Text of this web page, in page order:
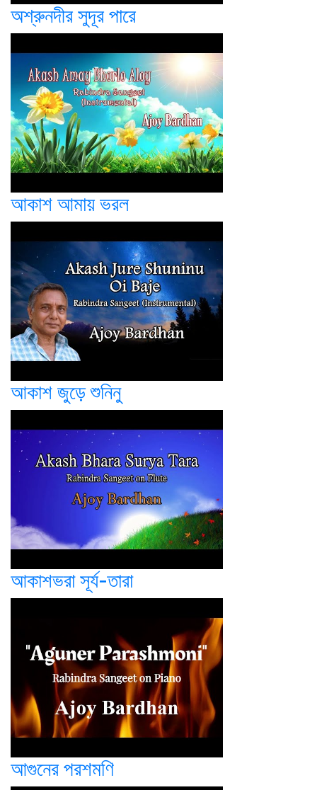
অশ্রুনদীর সুদূর পারে
আকাশ আমায় ভরল
আকাশ জুড়ে শুনিনু
আকাশভরা সূর্য-তারা
আগুনের পরশমণি